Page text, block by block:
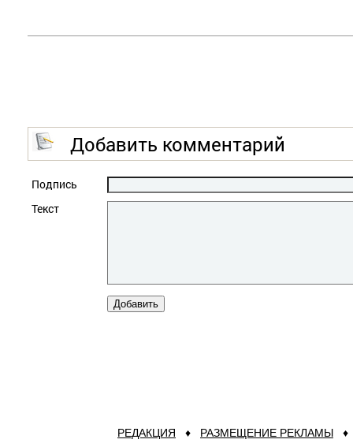
Добавить комментарий
Подпись
Текст
РЕДАКЦИЯ ♦ РАЗМЕЩЕНИЕ РЕКЛАМЫ